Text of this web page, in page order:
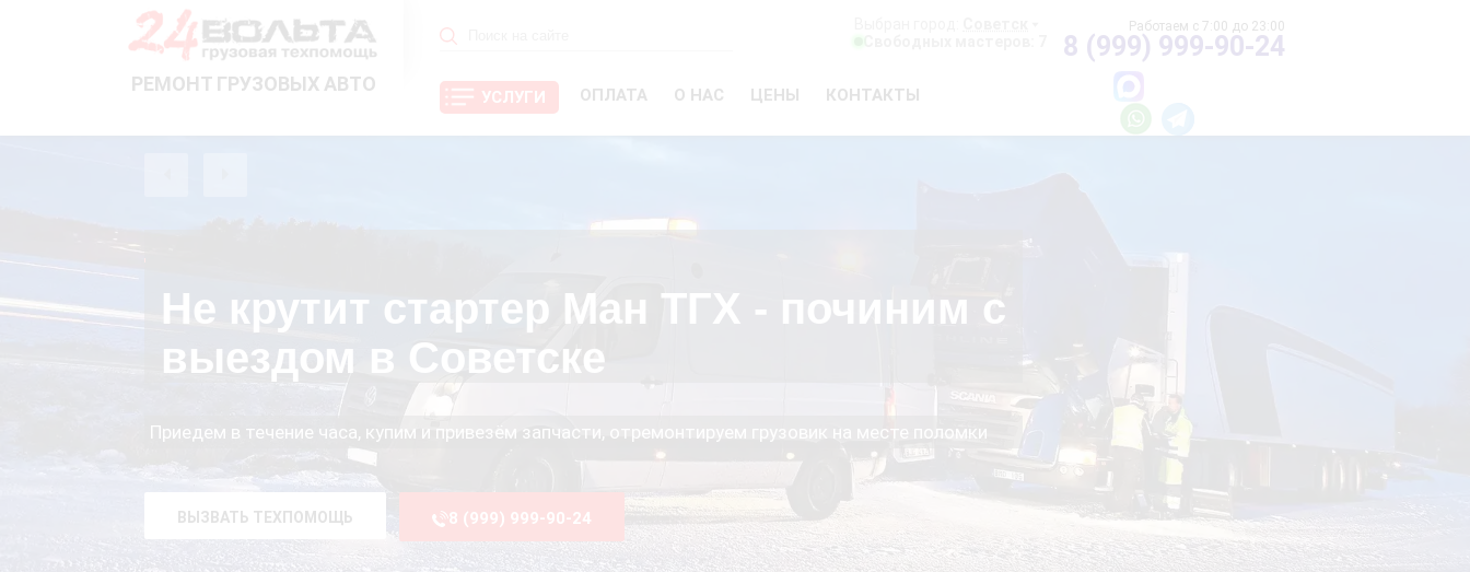
РЕМОНТ ГРУЗОВЫХ АВТО
УСЛУГИ ОПЛАТА О НАС ЦЕНЫ КОНТАКТЫ
8 (999) 999-90-24
Не крутит стартер Ман ТГХ - починим с
выездом в Советске
Приедем в течение часа, купим и привезём запчасти, отремонтируем грузовик на месте поломки
ВЫЗВАТЬ ТЕХПОМОЩЬ 8 (999) 999-90-24